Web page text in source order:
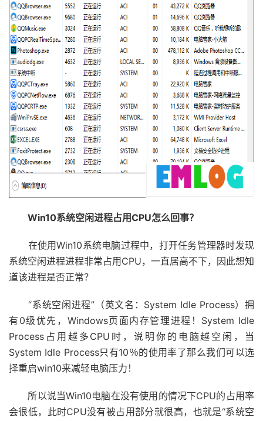
Win10系统空闲进程占用CPU怎么回事？
在使用Win10系统电脑过程中，打开任务管理器时发现
系统空闲进程进程非常占用CPU，一直居高不下，因此想知
道该进程是否正常？
“系统空闲进程”（英文名：System Idle Process）拥
有0级优先，Windows页面内存管理进程！System Idle
Process占用越多CPU时，说明你的电脑越空闲，当
System Idle Process只有10％的使用率了那么我们可以选
择重启win10来减轻电脑压力！
所以说当Win10电脑在没有使用的情况下CPU的占用率
会很低，此时CPU没有被占用部分就很高，也就是“系统空